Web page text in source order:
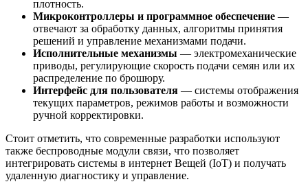
плотность.
Микроконтроллеры и программное обеспечение —
отвечают за обработку данных, алгоритмы принятия
решений и управление механизмами подачи.
Исполнительные механизмы — электромеханические
приводы, регулирующие скорость подачи семян или их
распределение по брошюру.
Интерфейс для пользователя — системы отображения
текущих параметров, режимов работы и возможности
ручной корректировки.
Стоит отметить, что современные разработки используют
также беспроводные модули связи, что позволяет
интегрировать системы в интернет Вещей (IoT) и получать
удаленную диагностику и управление.